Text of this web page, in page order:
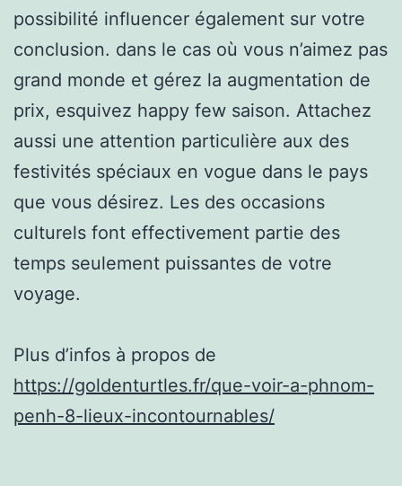
possibilité influencer également sur votre
conclusion. dans le cas où vous n’aimez pas
grand monde et gérez la augmentation de
prix, esquivez happy few saison. Attachez
aussi une attention particulière aux des
festivités spéciaux en vogue dans le pays
que vous désirez. Les des occasions
culturels font effectivement partie des
temps seulement puissantes de votre
voyage.
Plus d’infos à propos de
https://goldenturtles.fr/que-voir-a-phnom-
penh-8-lieux-incontournables/